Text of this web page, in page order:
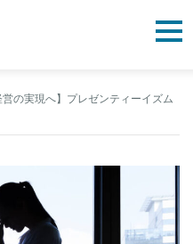
営の実現へ】プレゼンティーイズム